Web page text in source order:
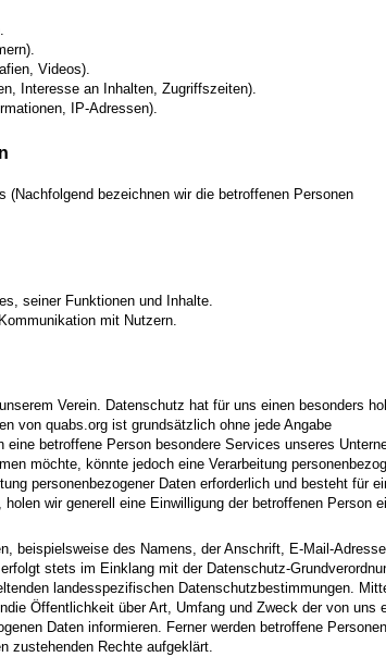
Videos).
Interesse an Inhalten, Zugriffszeiten).
IP-Adressen).
(Nachfolgend bezeichnen wir die betroffenen Personen
seiner Funktionen und Inhalte.
mit Nutzern.
Verein. Datenschutz hat für uns einen besonders
von quabs.org ist grundsätzlich ohne jede Angabe
betroffene Person besondere Services unseres
möchte, könnte jedoch eine Verarbeitung
personenbezogener Daten erforderlich und besteht für
wir generell eine Einwilligung der betroffenen Person
beispielsweise des Namens, der Anschrift, E-Mail-
stets im Einklang mit der Datenschutz-
landesspezifischen Datenschutzbestimmungen.
Öffentlichkeit über Art, Umfang und Zweck der von uns
Daten informieren. Ferner werden betroffene
zustehenden Rechte aufgeklärt.